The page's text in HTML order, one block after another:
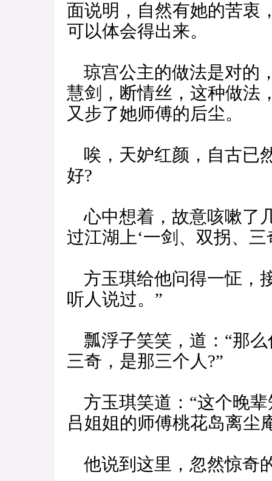
面说明，自然有她的苦衷
可以体会得出来。
琼宫公主的做法是对的
慧剑，断情丝，这种做法
又步了她师傅的后尘。
唉，天妒红颜，自古已
好?
心中想着，故意咳嗽了
过江湖上‘一剑、双拐、
方玉琪给他问得一怔，
听人说过。”
瓢浮子笑笑，道：“那
三奇，是那三个人?”
方玉琪笑道：“这个晚
吕姐姐的师傅桃花岛离
他说到这里，忽然惊奇